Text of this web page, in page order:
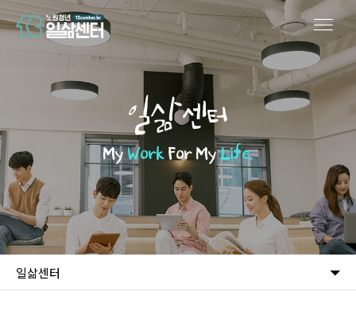
일삶센터
MyWorkFor MyLife.
일삶센터